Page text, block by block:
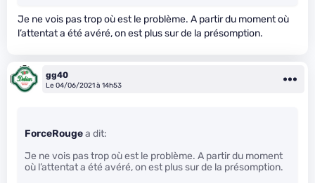
Je ne vois pas trop où est le problème. A partir du moment où
l’attentat a été avéré, on est plus sur de la présomption.
gg40
Le 04/06/2021 à 14h53
ForceRougea dit:
Je ne vois pas trop où est le problème. A partir du moment
où l’attentat a été avéré, on est plus sur de la présomption.